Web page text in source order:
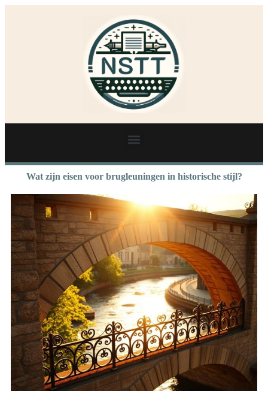
Wat zijn eisen voor brugleuningen in historische stijl?